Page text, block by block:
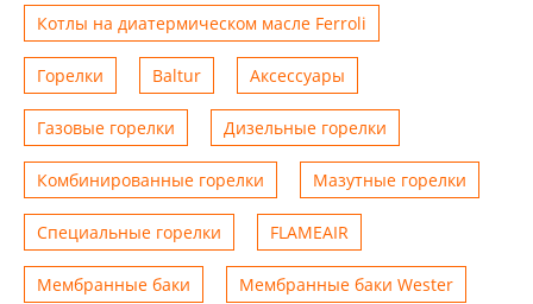
Котлы на диатермическом масле Ferroli
Горелки Baltur Аксессуары
Газовые горелки Дизельные горелки
Комбинированные горелки Мазутные горелки
Специальные горелки FLAMEAIR
Мембранные баки Мембранные баки Wester